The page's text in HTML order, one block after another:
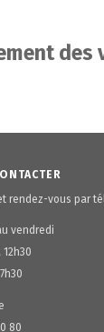
des
rendez-vous par
vendredi
80